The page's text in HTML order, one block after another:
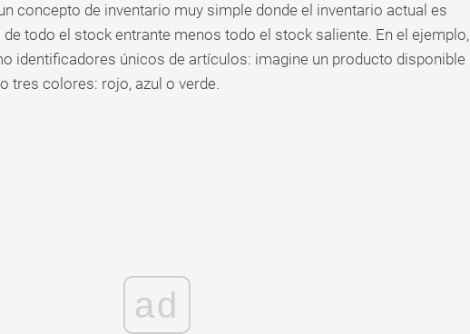
concepto de inventario muy simple donde el inventario actual es
todo el stock entrante menos todo el stock saliente. En el ejemplo,
identificadores únicos de artículos: imagine un producto disponible
tres colores: rojo, azul o verde.
ad